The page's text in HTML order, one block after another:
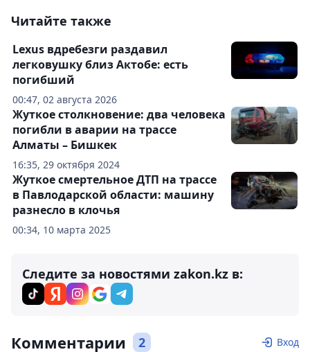
Читайте также
00:47, 02 августа 2026
Lexus вдребезги раздавил
легковушку близ Актобе: есть
погибший
16:35, 29 октября 2024
Жуткое столкновение: два человека
погибли в аварии на трассе
Алматы – Бишкек
00:34, 10 марта 2025
Жуткое смертельное ДТП на трассе
в Павлодарской области: машину
разнесло в клочья
Следите за новостями zakon.kz в:
Комментарии 2 Вход